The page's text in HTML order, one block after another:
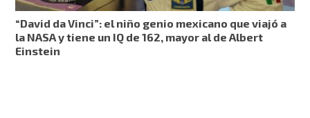
“David da Vinci”: el niño genio mexicano que viajó a
la NASA y tiene un IQ de 162, mayor al de Albert
Einstein